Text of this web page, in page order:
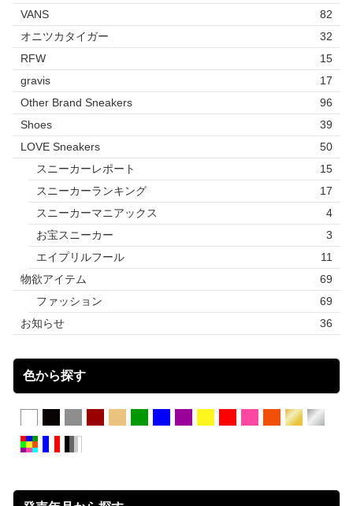
VANS
82
オニツカタイガー
32
RFW
15
gravis
17
Other Brand Sneakers
96
Shoes
39
LOVE Sneakers
50
スニーカーレポート
15
スニーカーランキング
17
スニーカーマニアックス
4
お宝スニーカー
3
エイプリルフール
11
物欲アイテム
69
ファッション
69
お知らせ
36
色から探す